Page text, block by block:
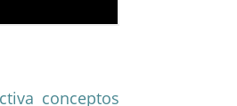
conceptos